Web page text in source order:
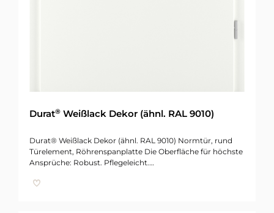
Durat® Weißlack Dekor (ähnl. RAL 9010)
Durat® Weißlack Dekor (ähnl. RAL 9010) Normtür, rund
Türelement, Röhrenspanplatte Die Oberfläche für höchste
Ansprüche: Robust. Pflegeleicht.…